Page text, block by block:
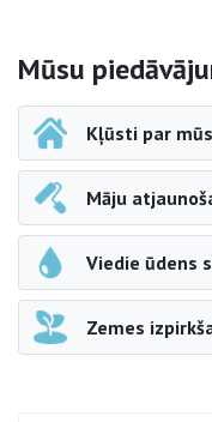
Sāna
Mūsu
Kļūsti par
Māju
Viedie ūdens
Zemes